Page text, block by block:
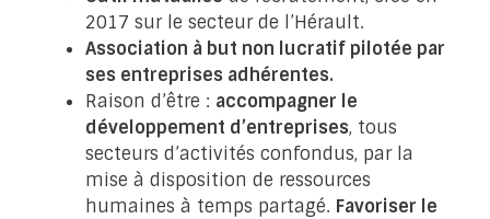
2017 sur le secteur de l’Hérault.
Association à but non lucratif pilotée par
ses entreprises adhérentes.
Raison d’être : accompagner le
développement d’entreprises, tous
secteurs d’activités confondus, par la
mise à disposition de ressources
humaines à temps partagé. Favoriser le